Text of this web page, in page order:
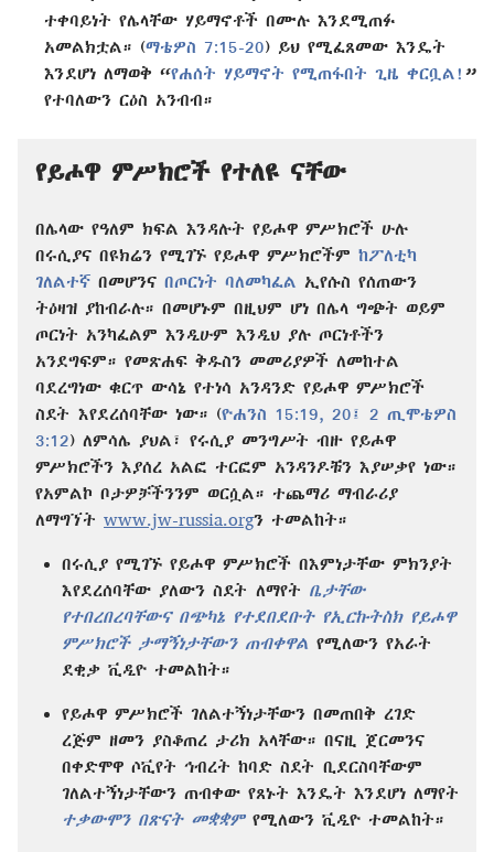
ተቀባይነት የሌላቸው ሃይማኖቶች በሙሉ እንደሚጠፉ
አመልክቷል። (ማቴዎስ 7:15-20) ይህ የሚፈጸመው እንዴት
እንደሆነ ለማወቅ “የሐሰት ሃይማኖት የሚጠፋበት ጊዜ ቀርቧል! ”
የተባለውን ርዕስ አንብብ።
የይሖዋ ምሥክሮች የተለዩ ናቸው
በሌላው የዓለም ክፍል እንዳሉት የይሖዋ ምሥክሮች ሁሉ
በሩሲያና በዩክሬን የሚገኙ የይሖዋ ምሥክሮችም ከፖለቲካ
ገለልተኛ በመሆንና በጦርነት ባለመካፈል
ኢየሱስ የሰጠውን
ትዕዛዝ ያከብራሉ። በመሆኑም በዚህም ሆነ በሌላ ግጭት ወይም
ጦርነት አንካፈልም እንዲሁም እንዲህ ያሉ ጦርነቶችን
አንደግፍም። የመጽሐፍ ቅዱስን መመሪያዎች ለመከተል
ባደረግነው ቁርጥ ውሳኔ የተነሳ አንዳንድ የይሖዋ ምሥክሮች
ስደት እየደረሰባቸው ነው። (ዮሐንስ 15:19, 20፤
2 ጢሞቴዎስ
3:12) ለምሳሌ ያህል፣ የሩሲያ መንግሥት ብዙ የይሖዋ
ምሥክሮችን እያሰረ አልፎ ተርፎም አንዳንዶቹን እያሠቃየ ነው።
የአምልኮ ቦታዎቻችንንም ወርሷል። ተጨማሪ ማብራሪያ
ለማግኘት www.jw-russia.orgን ተመልከት።
በሩሲያ የሚገኙ የይሖዋ ምሥክሮች በእምነታቸው ምክንያት
እየደረሰባቸው ያለውን ስደት ለማየት ቤታቸው
የተበረበረባቸውና በጭካኔ የተደበደቡት የኢርኩትስክ የይሖዋ
ምሥክሮች ታማኝነታቸውን ጠብቀዋል የሚለውን የአራት
ደቂቃ ቪዲዮ ተመልከት።
የይሖዋ ምሥክሮች ገለልተኝነታቸውን በመጠበቅ ረገድ
ረጅም ዘመን ያስቆጠረ ታሪክ አላቸው። በናዚ ጀርመንና
በቀድሞዋ ሶቪየት ኅብረት ከባድ ስደት ቢደርስባቸውም
ገለልተኝነታቸውን ጠብቀው የጸኑት እንዴት እንደሆነ ለማየት
ተቃውሞን በጽናት መቋቋምየሚለውን ቪዲዮ ተመልከት።